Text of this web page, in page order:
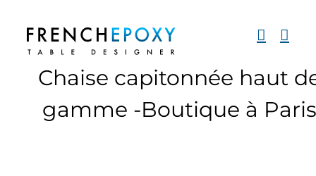
contenu
Chaise capitonnée haut
gamme -Boutique à Paris